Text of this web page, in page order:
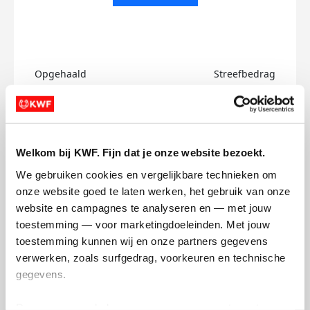
Welkom bij KWF. Fijn dat je onze website bezoekt.
We gebruiken cookies en vergelijkbare technieken om
onze website goed te laten werken, het gebruik van onze
website en campagnes te analyseren en — met jouw
toestemming — voor marketingdoeleinden. Met jouw
toestemming kunnen wij en onze partners gegevens
verwerken, zoals surfgedrag, voorkeuren en technische
gegevens.
Opgehaald
€0
Streefbedrag
€500
David's badges